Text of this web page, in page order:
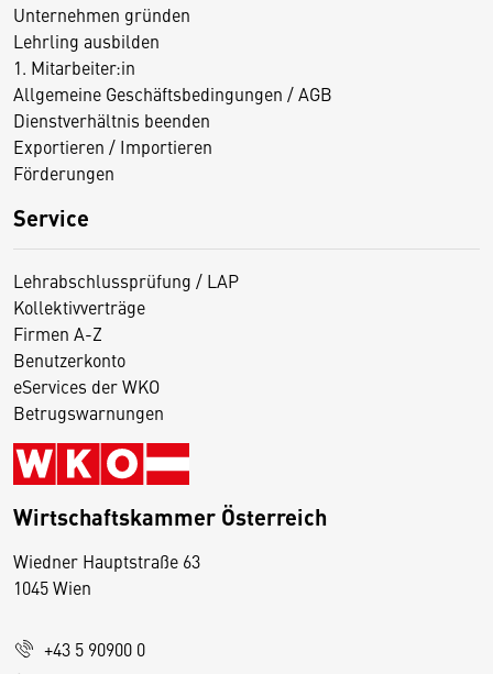
Unternehmen gründen
Lehrling ausbilden
1. Mitarbeiter:in
Allgemeine Geschäftsbedingungen / AGB
Dienstverhältnis beenden
Exportieren / Importieren
Förderungen
Service
Lehrabschlussprüfung / LAP
Kollektivverträge
Firmen A-Z
Benutzerkonto
eServices der WKO
Betrugswarnungen
Wirtschaftskammer Österreich
Wiedner Hauptstraße 63
1045 Wien
+43 5 90900 0
D
s